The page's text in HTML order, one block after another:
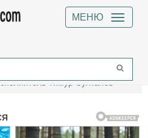
МЕНЮ
Тимур Султанов